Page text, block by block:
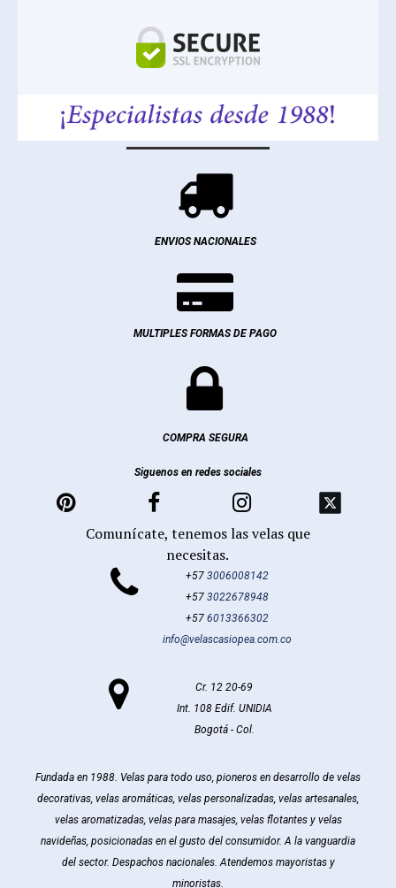

ENVIOS NACIONALES

MULTIPLES FORMAS DE PAGO

COMPRA SEGURA
Siguenos en redes sociales
  
Comunícate, tenemos las velas que
necesitas.
 +573006008142
+573022678948
+576013366302
info@velascasiopea.com.co

Cr. 12 20-69
Int. 108 Edif. UNIDIA
Bogotá - Col.
Fundada en 1988. Velas para todo uso, pioneros en desarrollo de velas
decorativas, velas aromáticas, velas personalizadas, velas artesanales,
velas aromatizadas, velas para masajes, velas flotantes y velas
navideñas, posicionadas en el gusto del consumidor. A la vanguardia
del sector. Despachos nacionales. Atendemos mayoristas y
minoristas.